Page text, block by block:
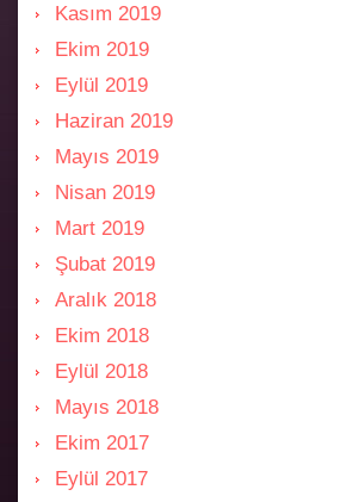
Kasım 2019
Ekim 2019
Eylül 2019
Haziran 2019
Mayıs 2019
Nisan 2019
Mart 2019
Şubat 2019
Aralık 2018
Ekim 2018
Eylül 2018
Mayıs 2018
Ekim 2017
Eylül 2017